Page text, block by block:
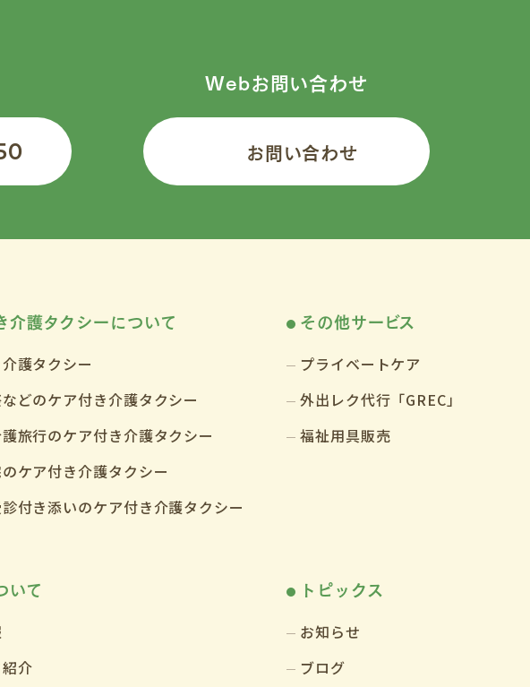
Webお問い合わせ
お問い合わせ
介護タクシーについて
護タクシー
どのケア付き介護タクシー
旅行のケア付き介護タクシー
ケア付き介護タクシー
付き添いのケア付き介護タクシー
その他サービス
プライベートケア
外出レク代行「GREC」
福祉用具販売
いて
介
トピックス
お知らせ
ブログ